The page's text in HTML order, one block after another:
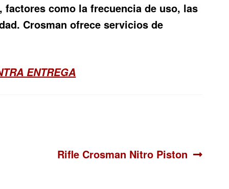
como la frecuencia de uso, las
Crosman ofrece servicios de
ENTREGA
Siguiente:
Rifle Crosman Nitro Piston